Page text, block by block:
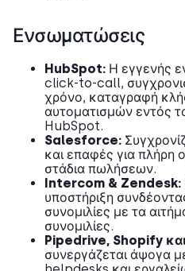
Ενσωματώσεις
HubSpot: Η εγγενής
click-to-call,
χρόνο, καταγραφή
αυτοματισμών εντός
HubSpot.
Salesforce:
και επαφές για πλήρη
στάδια πωλήσεων.
Intercom & Zendesk:
υποστήριξη
συνομιλίες με τα
συνομιλίες.
Pipedrive, Shopify
συνεργάζεται άψογα